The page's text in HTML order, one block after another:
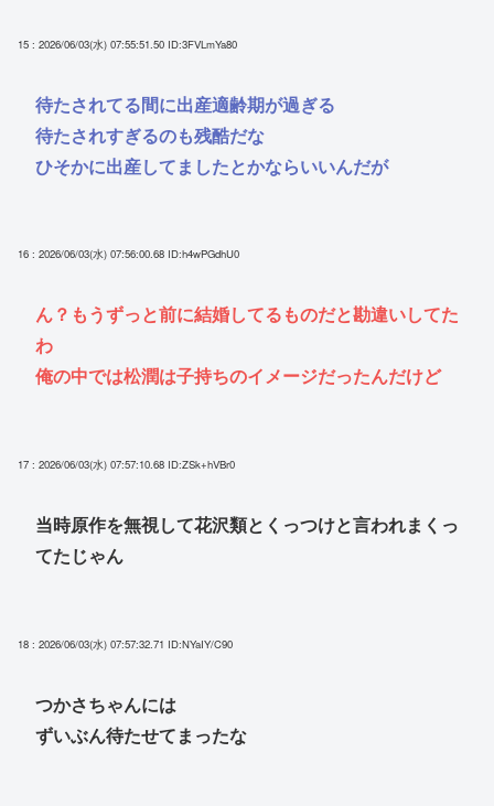
15 : 2026/06/03(水) 07:55:51.50 ID:3FVLmYa80
待たされてる間に出産適齢期が過ぎる
待たされすぎるのも残酷だな
ひそかに出産してましたとかならいいんだが
16 : 2026/06/03(水) 07:56:00.68 ID:h4wPGdhU0
ん？もうずっと前に結婚してるものだと勘違いしてた
わ
俺の中では松潤は子持ちのイメージだったんだけど
17 : 2026/06/03(水) 07:57:10.68 ID:ZSk+hVBr0
当時原作を無視して花沢類とくっつけと言われまくっ
てたじゃん
18 : 2026/06/03(水) 07:57:32.71 ID:NYaIY/C90
つかさちゃんには
ずいぶん待たせてまったな